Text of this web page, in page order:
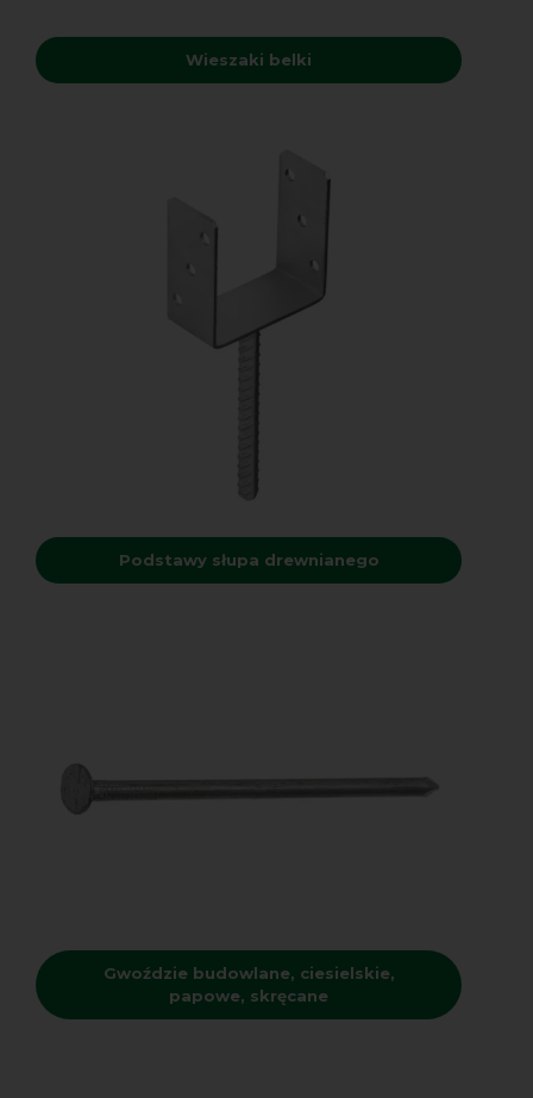
Wieszaki belki
Podstawy słupa drewnianego
Gwoździe budowlane, ciesielskie,
papowe, skręcane